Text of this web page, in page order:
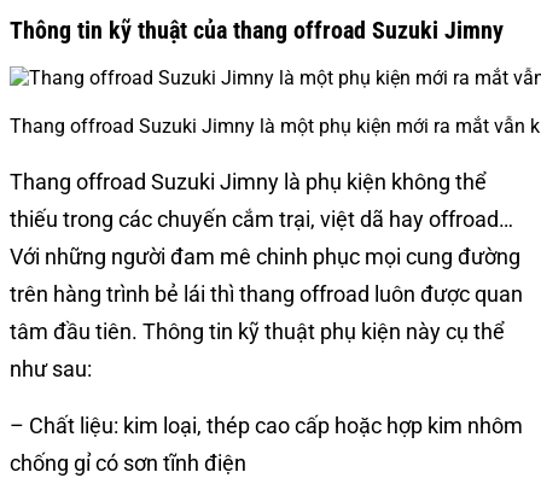
Thông tin kỹ thuật của thang offroad Suzuki Jimny
Thang offroad Suzuki Jimny là một phụ kiện mới ra mắt vẫn
Thang offroad Suzuki Jimny là phụ kiện không thể
thiếu trong các chuyến cắm trại, việt dã hay offroad…
Với những người đam mê chinh phục mọi cung đường
trên hàng trình bẻ lái thì thang offroad luôn được quan
tâm đầu tiên. Thông tin kỹ thuật phụ kiện này cụ thể
như sau:
– Chất liệu: kim loại, thép cao cấp hoặc hợp kim nhôm
chống gỉ có sơn tĩnh điện